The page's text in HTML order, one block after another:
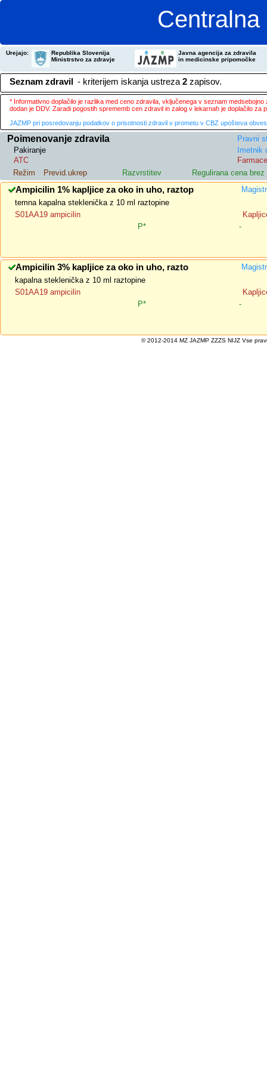
Urejajo:
Republika Slovenija
Ministrstvo za zdravje
Javna agencija za zdravila
in medicinske pripomočke
Seznam zdravil - kriterijem iskanja ustreza 2 zapisov.
* Informativno doplačilo je razlika med ceno zdravila, vključenega v seznam
dodan je DDV. Zaradi pogostih sprememb cen zdravil in zalog v lekarnah je doplačilo
JAZMP pri posredovanju podatkov o prisotnosti zdravil v prometu v CBZ upošteva
Poimenovanje zdravila
Pravni
Pakiranje
Imetnik
ATC
Režim
Previd.ukrep Razvrstitev Regulirana cena brez
Ampicilin 1% kapljice za oko in uho, raztop
temna kapalna steklenička z 10 ml raztopine
S01AA19 ampicilin
P*
-
Ampicilin 3% kapljice za oko in uho, razto
kapalna steklenička z 10 ml raztopine
S01AA19 ampicilin
P*
-
© 2012-2014 MZ JAZMP ZZZS NIJZ Vse